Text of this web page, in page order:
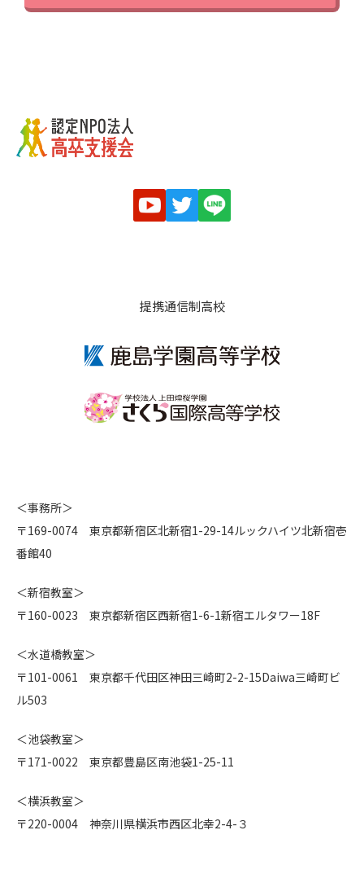
提携通信制高校
＜事務所＞
〒169-0074 東京都新宿区北新宿1-29-14ルックハイツ北新宿壱
番館40
＜新宿教室＞
〒160-0023 東京都新宿区西新宿1-6-1新宿エルタワー18F
＜水道橋教室＞
〒101-0061 東京都千代田区神田三崎町2-2-15Daiwa三崎町ビ
ル503
＜池袋教室＞
〒171-0022 東京都豊島区南池袋1-25-11
＜横浜教室＞
〒220-0004 神奈川県横浜市西区北幸2-4-３